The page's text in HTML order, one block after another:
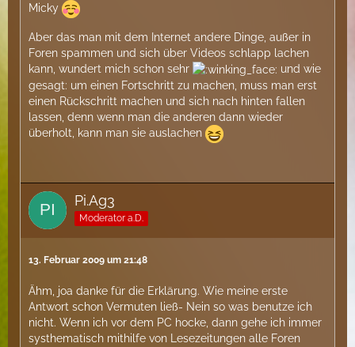
Micky
Aber das man mit dem Internet andere Dinge, außer in
Foren spammen und sich über Videos schlapp lachen
kann, wundert mich schon sehr
und wie
gesagt: um einen Fortschritt zu machen, muss man erst
einen Rückschritt machen und sich nach hinten fallen
lassen, denn wenn man die anderen dann wieder
überholt, kann man sie auslachen
Pi.Ag3
Moderator a.D.
13. Februar 2009 um 21:48
Ähm, joa danke für die Erklärung. Wie meine erste
Antwort schon Vermuten ließ- Nein so was benutze ich
nicht. Wenn ich vor dem PC hocke, dann gehe ich immer
systhematisch mithilfe von Lesezeitungen alle Foren